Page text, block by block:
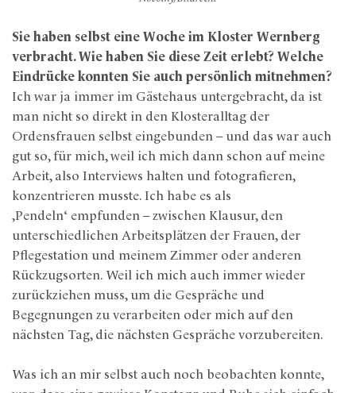
Sie haben selbst eine Woche im Kloster Wernberg
verbracht. Wie haben Sie diese Zeit erlebt? Welche
Eindrücke konnten Sie auch persönlich mitnehmen?
Ich war ja immer im Gästehaus untergebracht, da ist
man nicht so direkt in den Klosteralltag der
Ordensfrauen selbst eingebunden – und das war auch
gut so, für mich, weil ich mich dann schon auf meine
Arbeit, also Interviews halten und fotografieren,
konzentrieren musste. Ich habe es als
,Pendeln‘ empfunden – zwischen Klausur, den
unterschiedlichen Arbeitsplätzen der Frauen, der
Pflegestation und meinem Zimmer oder anderen
Rückzugsorten. Weil ich mich auch immer wieder
zurückziehen muss, um die Gespräche und
Begegnungen zu verarbeiten oder mich auf den
nächsten Tag, die nächsten Gespräche vorzubereiten.
Was ich an mir selbst auch noch beobachten konnte,